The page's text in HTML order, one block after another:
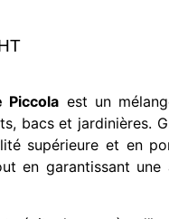
Piccola est un
bacs et jardinières.
supérieure et en
en garantissant